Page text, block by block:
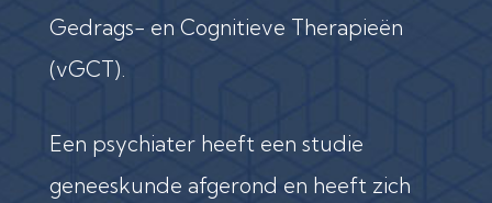
Gedrags- en Cognitieve Therapieën
(vGCT).
Een psychiater heeft een studie
geneeskunde afgerond en heeft zich